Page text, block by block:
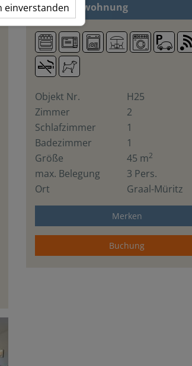
einverstanden
2 ZiFerienwohnung
Objekt Nr.
H25
Zimmer
2
Schlafzimmer
1
Badezimmer
1
Größe
45 m2
max. Belegung
3 Pers.
Ort
Graal-Müritz
Merken
Buchung